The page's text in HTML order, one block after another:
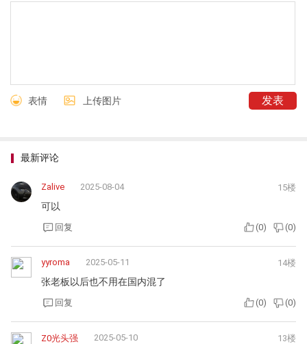
表情 上传图片
最新评论
Zalive 2025-08-04 15楼
可以
回复 (0) (0)
yyroma 2025-05-11 14楼
张老板以后也不用在国内混了
回复 (0) (0)
Z0光头强 2025-05-10 13楼